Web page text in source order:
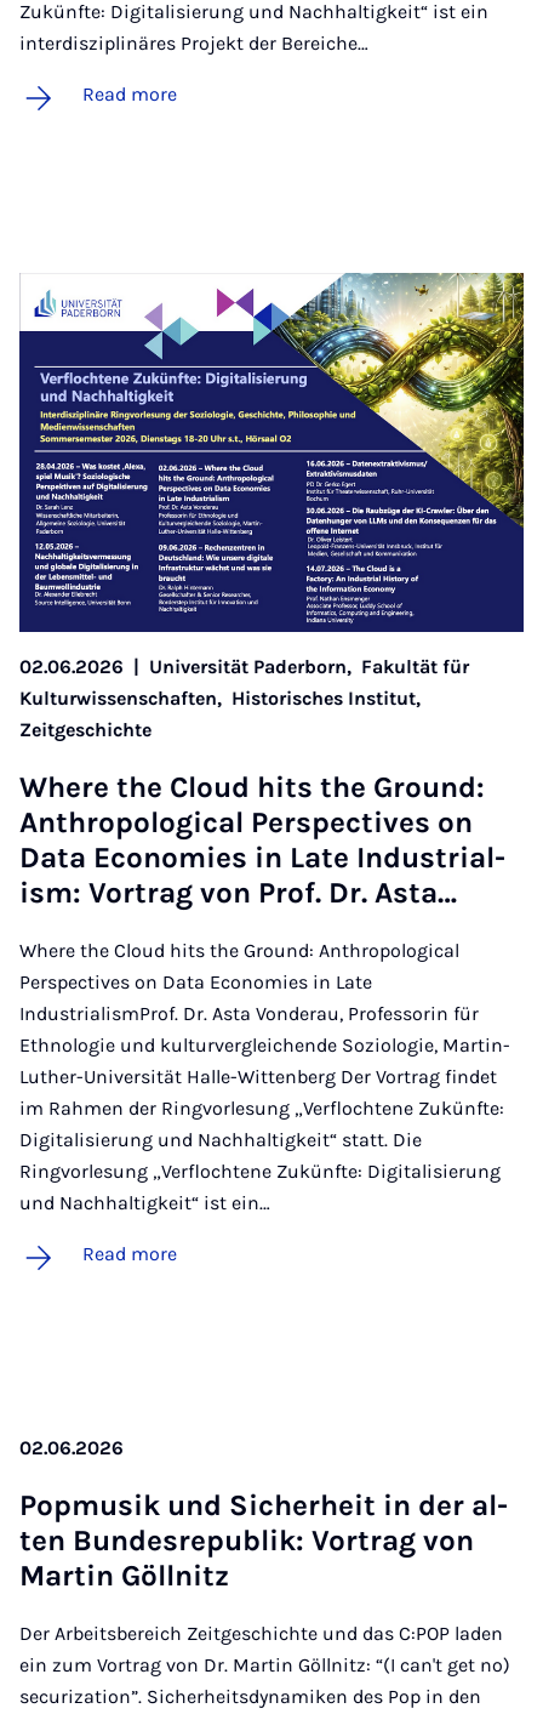
Zukünfte: Digitalisierung und Nachhaltigkeit“ ist ein
interdisziplinäres Projekt der Bereiche…
Read more
02.06.2026 | Universität Paderborn, Fakultät für
Kulturwissenschaften, Historisches Institut,
Zeitgeschichte
Where the Cloud hits the Ground:
An­thro­po­lo­gic­al Per­spect­ives on
Data Eco­nom­ies in Late In­dus­tri­al­
ism: Vor­trag von Prof. Dr. Asta…
Where the Cloud hits the Ground: Anthropological
Perspectives on Data Economies in Late
IndustrialismProf. Dr. Asta Vonderau, Professorin für
Ethnologie und kulturvergleichende Soziologie, Martin-
Luther-Universität Halle-Wittenberg Der Vortrag findet
im Rahmen der Ringvorlesung „Verflochtene Zukünfte:
Digitalisierung und Nachhaltigkeit“ statt. Die
Ringvorlesung „Verflochtene Zukünfte: Digitalisierung
und Nachhaltigkeit“ ist ein…
Read more
02.06.2026
Pop­musik und Sich­er­heit in der al­
ten Bundes­rep­ub­lik: Vor­trag von
Mar­tin Göllnitz
Der Arbeitsbereich Zeitgeschichte und das C:POP laden
ein zum Vortrag von Dr. Martin Göllnitz: “(I can't get no)
securization”. Sicherheitsdynamiken des Pop in den